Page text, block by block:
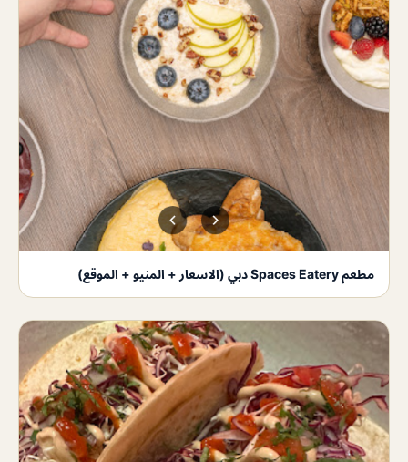
مطعم Spaces Eatery دبي (الاسعار + المنيو + الموقع)